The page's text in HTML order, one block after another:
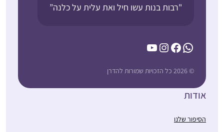
"רבות בנות עשו חיל ואת עלית על כלנה”
WhatsApp
Facebook
Instagram
YouTube
© 2026 כל הזכויות שמורות להדרן
אודות
הסיפור שלנו